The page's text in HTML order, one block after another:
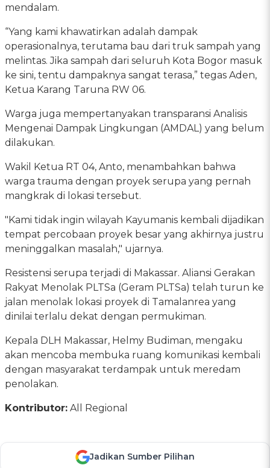
mendalam.
“Yang kami khawatirkan adalah dampak
operasionalnya, terutama bau dari truk sampah yang
melintas. Jika sampah dari seluruh Kota Bogor masuk
ke sini, tentu dampaknya sangat terasa,” tegas Aden,
Ketua Karang Taruna RW 06.
Warga juga mempertanyakan transparansi Analisis
Mengenai Dampak Lingkungan (AMDAL) yang belum
dilakukan.
Wakil Ketua RT 04, Anto, menambahkan bahwa
warga trauma dengan proyek serupa yang pernah
mangkrak di lokasi tersebut.
"Kami tidak ingin wilayah Kayumanis kembali dijadikan
tempat percobaan proyek besar yang akhirnya justru
meninggalkan masalah," ujarnya.
Resistensi serupa terjadi di Makassar. Aliansi Gerakan
Rakyat Menolak PLTSa (Geram PLTSa) telah turun ke
jalan menolak lokasi proyek di Tamalanrea yang
dinilai terlalu dekat dengan permukiman.
Kepala DLH Makassar, Helmy Budiman, mengaku
akan mencoba membuka ruang komunikasi kembali
dengan masyarakat terdampak untuk meredam
penolakan.
Kontributor: All Regional
Jadikan Sumber Pilihan